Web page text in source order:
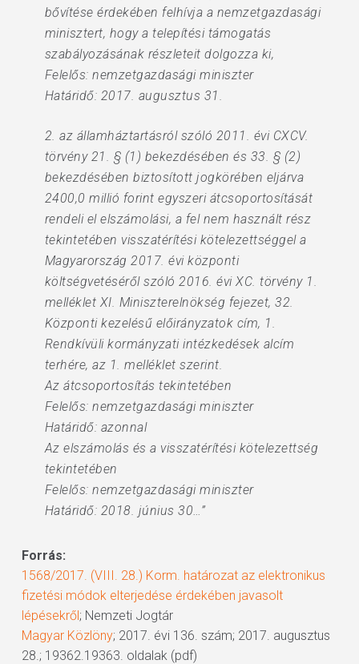
bővítése érdekében felhívja a nemzetgazdasági
minisztert, hogy a telepítési támogatás
szabályozásának részleteit dolgozza ki,
Felelős: nemzetgazdasági miniszter
Határidő: 2017. augusztus 31.
2. az államháztartásról szóló 2011. évi CXCV.
törvény 21. § (1) bekezdésében és 33. § (2)
bekezdésében biztosított jogkörében eljárva
2400,0 millió forint egyszeri átcsoportosítását
rendeli el elszámolási, a fel nem használt rész
tekintetében visszatérítési kötelezettséggel a
Magyarország 2017. évi központi
költségvetéséről szóló 2016. évi XC. törvény 1.
melléklet XI. Miniszterelnökség fejezet, 32.
Központi kezelésű előirányzatok cím, 1.
Rendkívüli kormányzati intézkedések alcím
terhére, az 1. melléklet szerint.
Az átcsoportosítás tekintetében
Felelős: nemzetgazdasági miniszter
Határidő: azonnal
Az elszámolás és a visszatérítési kötelezettség
tekintetében
Felelős: nemzetgazdasági miniszter
Határidő: 2018. június 30…”
Forrás:
1568/2017. (VIII. 28.) Korm. határozat az elektronikus
fizetési módok elterjedése érdekében javasolt
lépésekről; Nemzeti Jogtár
Magyar Közlöny; 2017. évi 136. szám; 2017. augusztus
28.; 19362.19363. oldalak (pdf)